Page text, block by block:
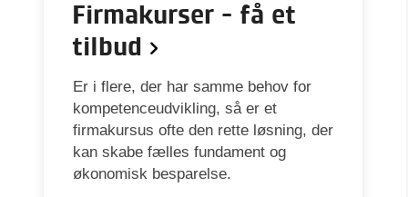
Firmakurser - få et
tilbud
Er i flere, der har samme behov for
kompetenceudvikling, så er et
firmakursus ofte den rette løsning, der
kan skabe fælles fundament og
økonomisk besparelse.